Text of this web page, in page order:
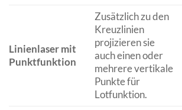
Linienlaser mit
Punktfunktion
Zusätzlich zu den
Kreuzlinien
projizieren sie
auch einen oder
mehrere vertikale
Punkte für
Lotfunktion.